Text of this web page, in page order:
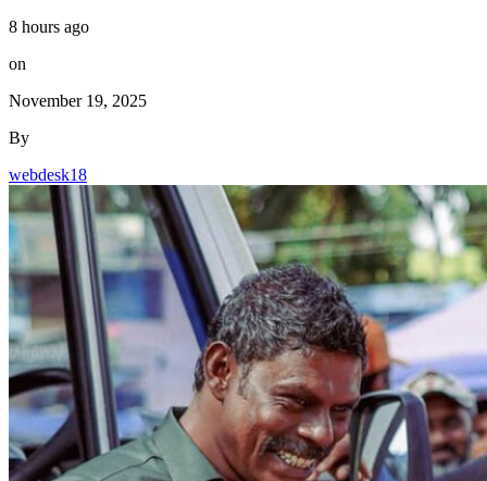
8 hours ago
on
November 19, 2025
By
webdesk18